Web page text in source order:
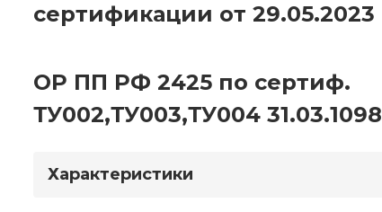
сертификации от 29.05.2023
ОР ПП РФ 2425 по сертиф.
ТУ002,ТУ003,ТУ004 31.03.1098
Характеристики